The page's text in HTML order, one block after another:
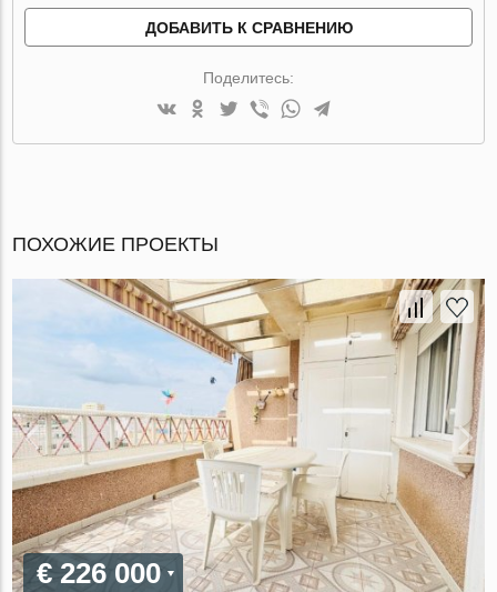
ДОБАВИТЬ К СРАВНЕНИЮ
Поделитесь:
ПОХОЖИЕ ПРОЕКТЫ
€ 226 000